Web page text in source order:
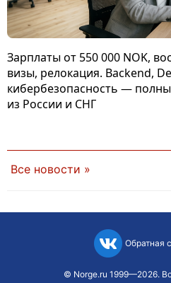
Зарплаты от 550 000 NOK,
визы, релокация. Backend,
кибербезопасность —
из России и СНГ
Все новости »
Обратная
© Norge.ru 1999—2026.